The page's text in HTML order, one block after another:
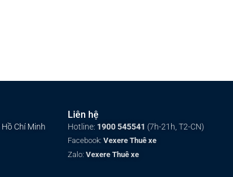
Chí Minh
Liên hệ
Hotline: 1900 545541 (7h-21h, T2-CN)
Facebook: Vexere Thuê xe
Zalo: Vexere Thuê xe